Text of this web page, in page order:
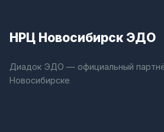
НРЦ Новосибирск ЭДО
Диадок ЭДО — официальный
Новосибирске